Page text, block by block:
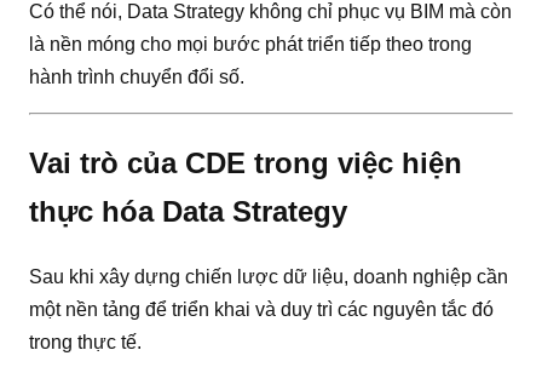
Có thể nói, Data Strategy không chỉ phục vụ BIM mà còn
là nền móng cho mọi bước phát triển tiếp theo trong
hành trình chuyển đổi số.
Vai trò của CDE trong việc hiện
thực hóa Data Strategy
Sau khi xây dựng chiến lược dữ liệu, doanh nghiệp cần
một nền tảng để triển khai và duy trì các nguyên tắc đó
trong thực tế.